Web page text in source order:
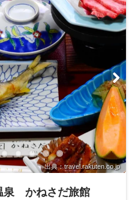
出典：travel.rakuten.co.jp
泉 かねさだ旅館